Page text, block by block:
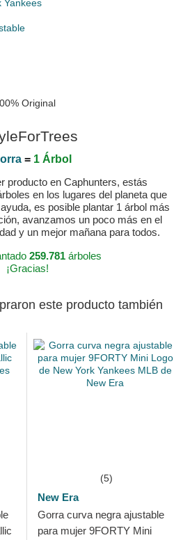
Yankees
Original
= 1 Árbol
producto en Caphunters, estás
en los lugares del planeta que
es posible plantar 1 árbol más
avanzamos un poco más en el
y un mejor mañana para todos.
259.781 árboles
¡Gracias!
este producto también
(5)
New Era
Gorra curva negra ajustable
para mujer 9FORTY Mini